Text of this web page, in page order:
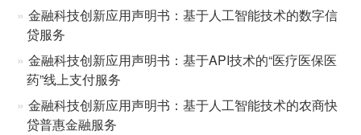
金融科技创新应用声明书：基于人工智能技术的数字信
贷服务
金融科技创新应用声明书：基于API技术的“医疗医保医
药”线上支付服务
金融科技创新应用声明书：基于人工智能技术的农商快
贷普惠金融服务